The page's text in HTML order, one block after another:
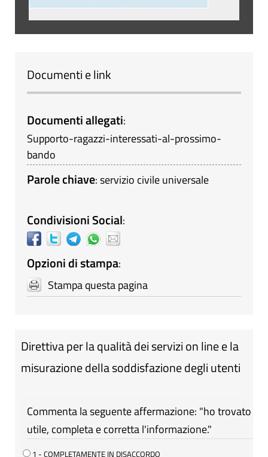
Documenti e link
Documenti allegati:
Supporto-ragazzi-interessati-al-prossimo-
bando
Parole chiave:servizio civile universale
Condivisioni Social:
Opzioni di stampa:
Stampa questa pagina
Direttiva per la qualità dei servizi on line e la
misurazione della soddisfazione degli utenti
Commenta la seguente affermazione: "ho trovato
utile, completa e corretta l'informazione."
1 - COMPLETAMENTE IN DISACCORDO